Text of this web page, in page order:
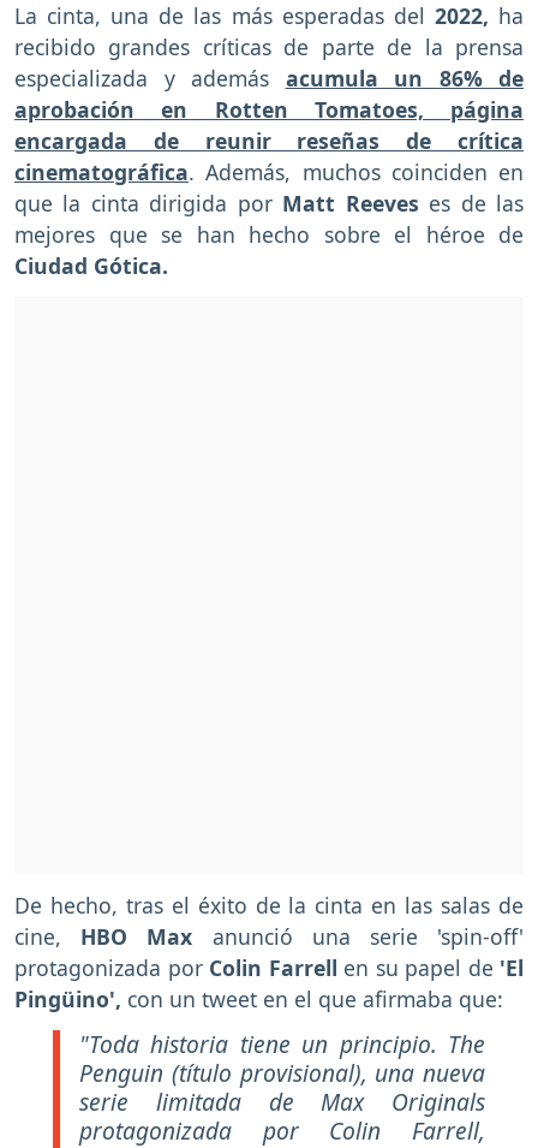
La cinta, una de las más esperadas del 2022, ha
recibido grandes críticas de parte de la prensa
especializada y además acumula un 86% de
aprobación en Rotten Tomatoes, página
encargada de reunir reseñas de crítica
cinematográfica. Además, muchos coinciden en
que la cinta dirigida por Matt Reeves es de las
mejores que se han hecho sobre el héroe de
Ciudad Gótica.
De hecho, tras el éxito de la cinta en las salas de
cine, HBO Max anunció una serie 'spin-off'
protagonizada porColin Farrell en su papel de 'El
Pingüino', con un tweet en el que afirmaba que:
"Toda historia tiene un principio. The
Penguin (título provisional), una nueva
serie limitada de Max Originals
protagonizada por Colin Farrell,